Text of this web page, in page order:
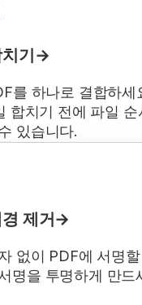
기
를 하나로 결합하세
합치기 전에 파일 순
있습니다.
제거
없이 PDF에 서명
명을 투명하게 만드